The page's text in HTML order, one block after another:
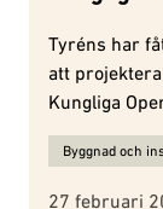
Tyréns har
att
Kungliga
Ämnen för
Byggnad och
27 februari